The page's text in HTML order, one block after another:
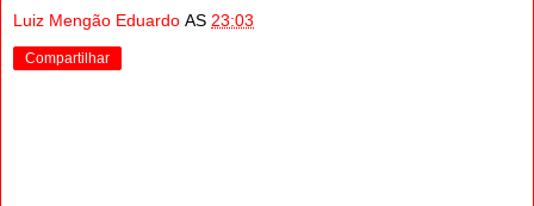
Luiz Mengão Eduardo AS 23:03
Compartilhar